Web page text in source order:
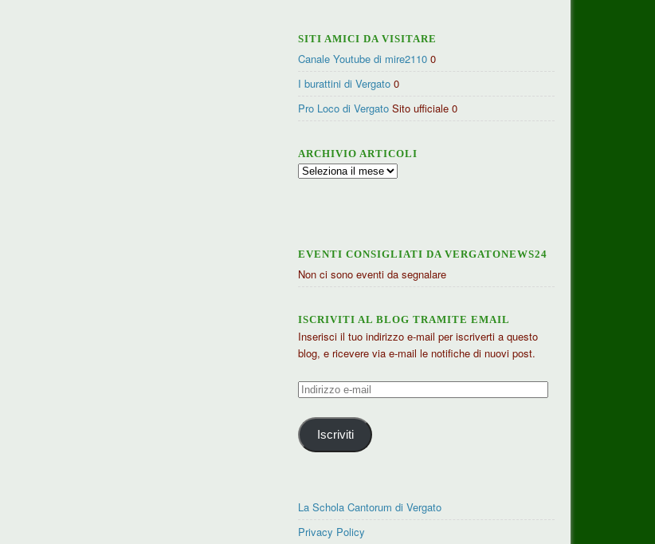
SITI AMICI DA VISITARE
Canale Youtube di mire2110 0
I burattini di Vergato 0
Pro Loco di Vergato Sito ufficiale 0
ARCHIVIO ARTICOLI
Archivio
EVENTI CONSIGLIATI DA VERGATONEWS24
Non ci sono eventi da segnalare
ISCRIVITI AL BLOG TRAMITE EMAIL
Inserisci il tuo indirizzo e-mail per iscriverti a questo
blog, e ricevere via e-mail le notifiche di nuovi post.
Indirizzo
mail
Iscriviti
La Schola Cantorum di Vergato
Privacy Policy